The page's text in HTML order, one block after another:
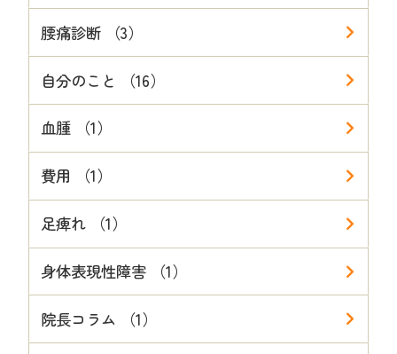
腰痛診断 （3）
自分のこと （16）
血腫 （1）
費用 （1）
足痺れ （1）
身体表現性障害 （1）
院長コラム （1）